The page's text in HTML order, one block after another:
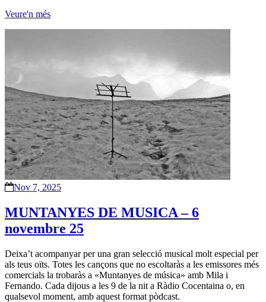
Veure'n més
Nov 7, 2025
MUNTANYES DE MUSICA – 6
novembre 25
Deixa’t acompanyar per una gran selecció musical molt especial per
als teus oïts. Totes les cançons que no escoltaràs a les emissores més
comercials la trobaràs a «Muntanyes de música» amb Mila i
Fernando. Cada dijous a les 9 de la nit a Ràdio Cocentaina o, en
qualsevol moment, amb aquest format pòdcast.